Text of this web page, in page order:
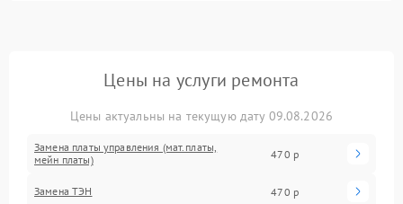
Цены на услуги ремонта
Цены актуальны на текущую дату 09.08.2026
Замена платы управления (мат.платы,
мейн платы)
470 р
Замена ТЭН 470 р